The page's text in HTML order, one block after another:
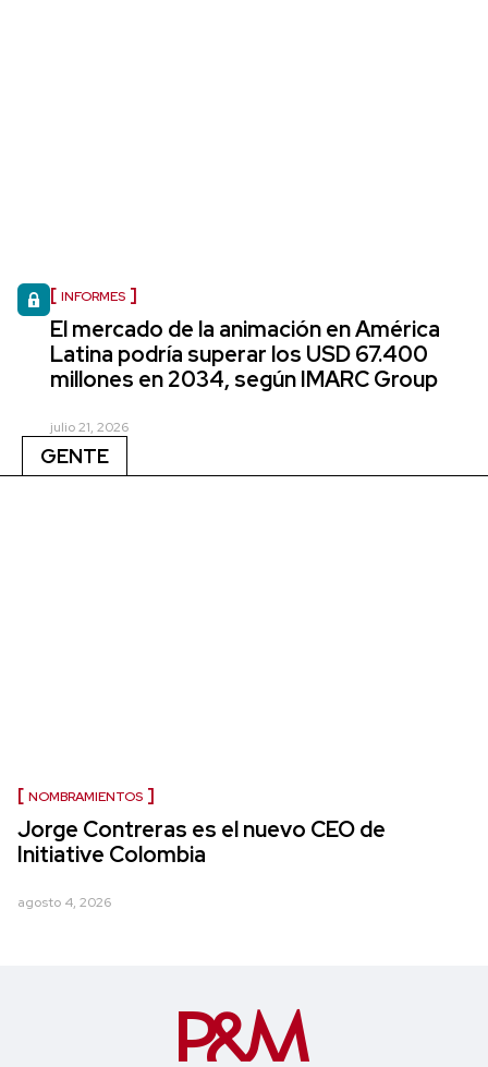
INFORMES
El mercado de la animación en América
Latina podría superar los USD 67.400
millones en 2034, según IMARC Group
julio 21, 2026
GENTE
NOMBRAMIENTOS
Jorge Contreras es el nuevo CEO de
Initiative Colombia
agosto 4, 2026